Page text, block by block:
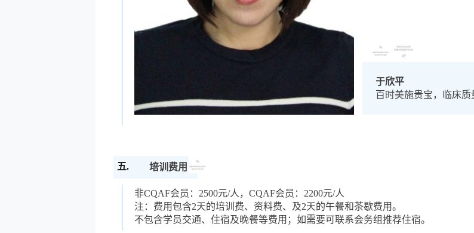
于欣平
百时美施贵宝，临床
五. 培训费用
非CQAF会员：2500元/人，CQAF会员：2200元/人
注：费用包含2天的培训费、资料费、及2天的午餐和茶歇费用。
不包含学员交通、住宿及晚餐等费用；如需要可联系会务组推荐住宿。